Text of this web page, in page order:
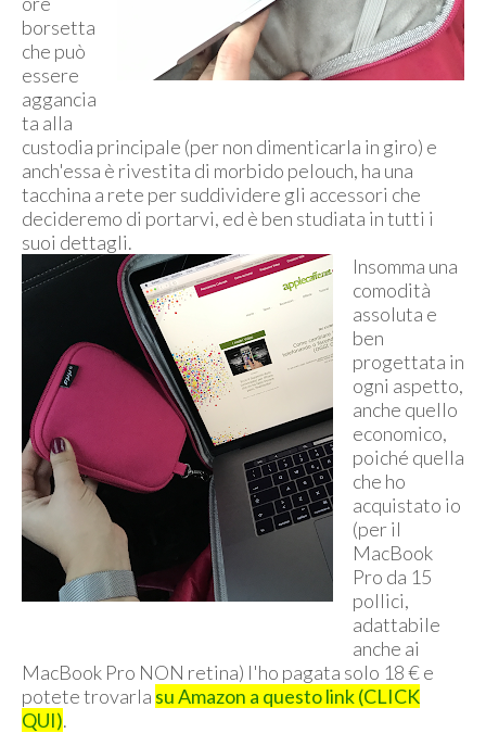
borsetta
che può
essere
aggancia
ta alla
custodia principale (per non dimenticarla in giro) e
anch'essa è rivestita di morbido pelouch, ha una
tacchina a rete per suddividere gli accessori che
decideremo di portarvi, ed è ben studiata in tutti i
suoi dettagli.
Insomma una
comodità
assoluta e
ben
progettata in
ogni aspetto,
anche quello
economico,
poiché quella
che ho
acquistato io
(per il
MacBook
Pro da 15
pollici,
adattabile
anche ai
MacBook Pro NON retina) l'ho pagata solo 18 € e
potete trovarla su Amazon a questo link (CLICK
QUI).